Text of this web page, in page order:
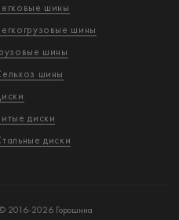
шины
шины
шины
шины
диски
диски
2016-2026 Горошина